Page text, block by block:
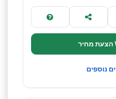
הצעת מחיר
נוספים